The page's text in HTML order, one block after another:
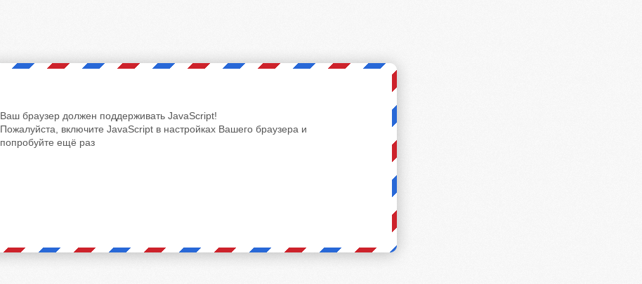
Ваш браузер должен поддерживать JavaScript!
Пожалуйста, включите JavaScript в настройках Вашего браузера и
попробуйте ещё раз